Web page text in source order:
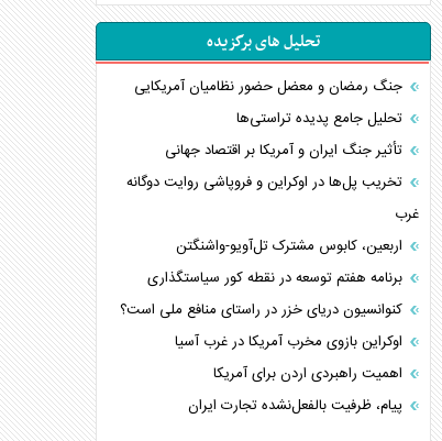
تحلیل های برگزیده
جنگ رمضان و معضل حضور نظامیان آمریکایی
تحلیل جامع پدیده تراستی‌ها
تأثیر جنگ ایران و آمریکا بر اقتصاد جهانی
تخریب پل‌ها در اوکراین و فروپاشی روایت دوگانه
غرب
اربعین، کابوس مشترک تل‌آویو-واشنگتن
برنامه هفتم توسعه در نقطه کور سیاستگذاری
کنوانسیون دریای خزر در راستای منافع ملی است؟
اوکراین بازوی مخرب آمریکا در غرب آسیا
اهمیت راهبردی اردن برای آمریکا
پیام، ظرفیت بالفعل‌نشده تجارت ایران